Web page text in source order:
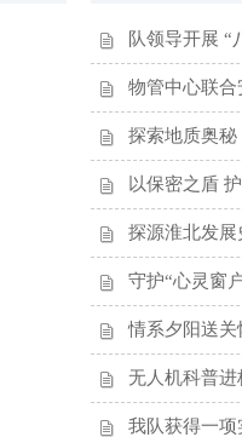
队领导开展 “
物管中心联
探索地质奥秘
以保密之盾
探源淮北发
守护“心灵窗
情系夕阳送
无人机科普
我队获得一项